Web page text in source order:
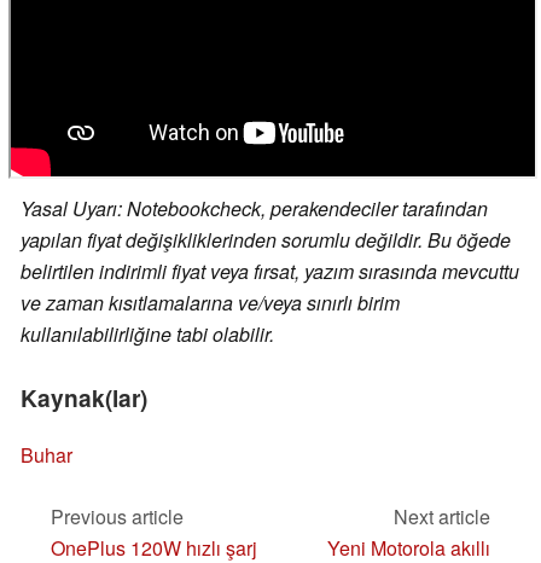
Yasal Uyarı: Notebookcheck, perakendeciler tarafından
yapılan fiyat değişikliklerinden sorumlu değildir. Bu öğede
belirtilen indirimli fiyat veya fırsat, yazım sırasında mevcuttu
ve zaman kısıtlamalarına ve/veya sınırlı birim
kullanılabilirliğine tabi olabilir.
Kaynak(lar)
Buhar
Previous article
OnePlus 120W hızlı şarj
Next article
Yeni Motorola akıllı